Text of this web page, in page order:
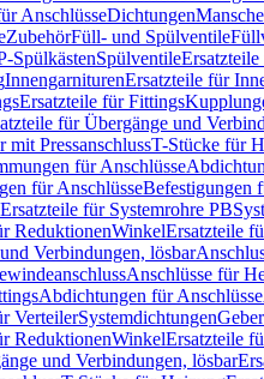
AnschlüsseDichtungen
ZubehörFüll- und Spülventile
SpülkästenSpülventile
InnengarniturenErsatzteile für
Ersatzteile für Fittings
für Übergänge und
mit PressanschlussT-Stücke für
für Anschlüsse
für AnschlüsseBefestigungen
Ersatzteile für Systemrohre PB
ReduktionenWinkelErsatzteile
Verbindungen, lösbar
Anschlüsse für
Abdichtungen für Anschlüsse
VerteilerSystemdichtungen
ReduktionenWinkelErsatzteile
und Verbindungen, lösbar